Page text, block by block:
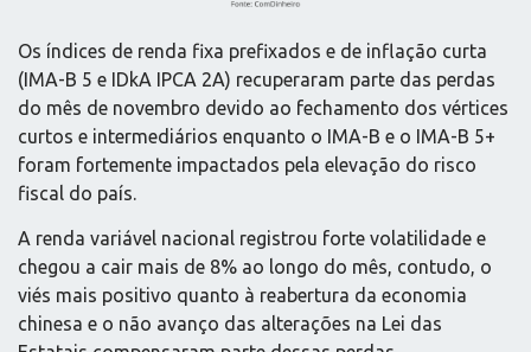
Os índices de renda fixa prefixados e de inflação curta
(IMA-B 5 e IDkA IPCA 2A) recuperaram parte das perdas
do mês de novembro devido ao fechamento dos vértices
curtos e intermediários enquanto o IMA-B e o IMA-B 5+
foram fortemente impactados pela elevação do risco
fiscal do país.
A renda variável nacional registrou forte volatilidade e
chegou a cair mais de 8% ao longo do mês, contudo, o
viés mais positivo quanto à reabertura da economia
chinesa e o não avanço das alterações na Lei das